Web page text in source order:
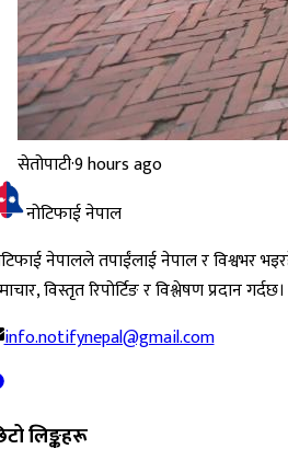
सेतोपाटी·9 hours ago
नोटिफाई नेपाल
नेपालले तपाईंलाई नेपाल र विश्वभर
विस्तृत रिपोर्टिङ र विश्लेषण प्रदान गर्दछ।
info.notifynepal@gmail.com
लिङ्कहरू